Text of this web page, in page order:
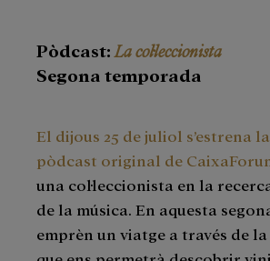
Pòdcast:La col·leccionista
Segona temporada
El dijous 25 de juliol s’estrena
pòdcast original de
una col·leccionista en la
de la música. En aquesta
emprèn un viatge a través de